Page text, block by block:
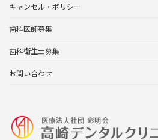
キャンセル・ポリシー
歯科医師募集
歯科衛生士募集
お問い合わせ